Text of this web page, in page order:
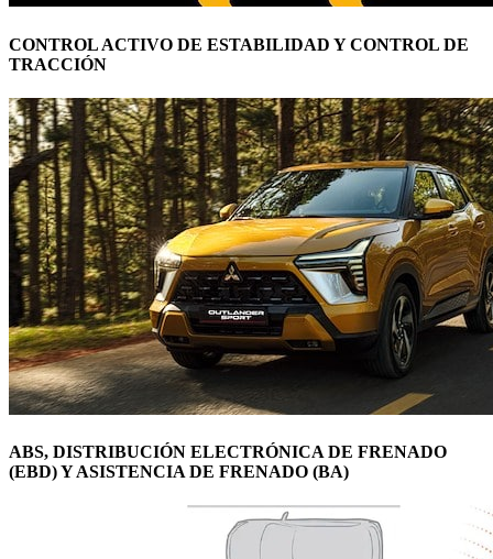
CONTROL ACTIVO DE ESTABILIDAD Y CONTROL DE
TRACCIÓN
ABS, DISTRIBUCIÓN ELECTRÓNICA DE FRENADO
(EBD) Y ASISTENCIA DE FRENADO (BA)